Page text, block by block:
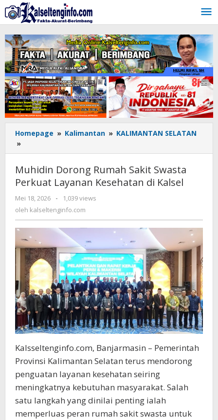
Lewati
ke
konten
Homepage » Kalimantan » KALIMANTAN SELATAN
»
Dorong
Rumah
Sakit
Swasta
Perkuat
Layanan
Kesehatan
Kalsel
Muhidin Dorong Rumah Sakit Swasta
Perkuat Layanan Kesehatan di Kalsel
Mei 18, 2026
oleh
kalseltenginfo.com
-
1,039 views
oleh kalseltenginfo.com
Kalsseltenginfo.com, Banjarmasin – Pemerintah
Provinsi Kalimantan Selatan terus mendorong
penguatan layanan kesehatan seiring
meningkatnya kebutuhan masyarakat. Salah
satu langkah yang dinilai penting ialah
memperluas peran rumah sakit swasta untuk